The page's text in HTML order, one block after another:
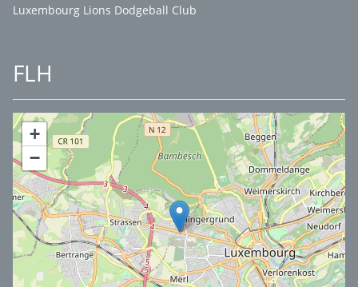
Luxembourg Lions Dodgeball Club
FLH
+
−